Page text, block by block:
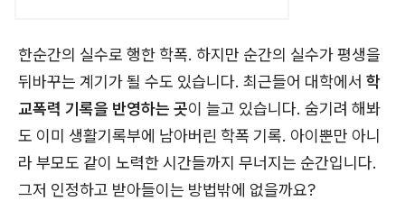
한순간의 실수로 행한 학폭. 하지만 순간의 실수가 평생을
뒤바꾸는 계기가 될 수도 있습니다. 최근들어 대학에서 학
교폭력 기록을 반영하는 곳이 늘고 있습니다. 숨기려 해봐
도 이미 생활기록부에 남아버린 학폭 기록. 아이뿐만 아니
라 부모도 같이 노력한 시간들까지 무너지는 순간입니다.
그저 인정하고 받아들이는 방법밖에 없을까요?